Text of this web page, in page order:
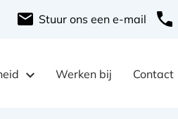
Stuur ons een e-mail
Werken bij Contact